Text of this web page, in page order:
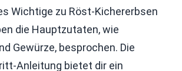
Wichtige zu Röst-Kichererbsen
die Hauptzutaten, wie
Gewürze, besprochen. Die
Anleitung bietet dir ein